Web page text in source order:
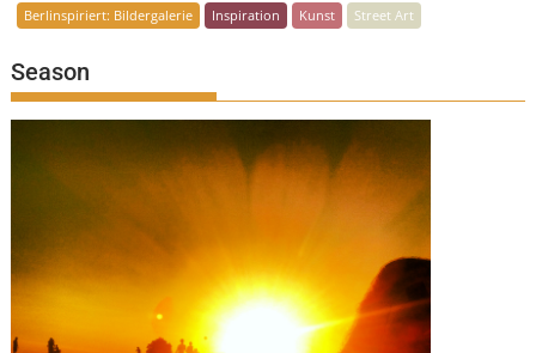
Berlinspiriert: Bildergalerie Inspiration Kunst Street Art
Season